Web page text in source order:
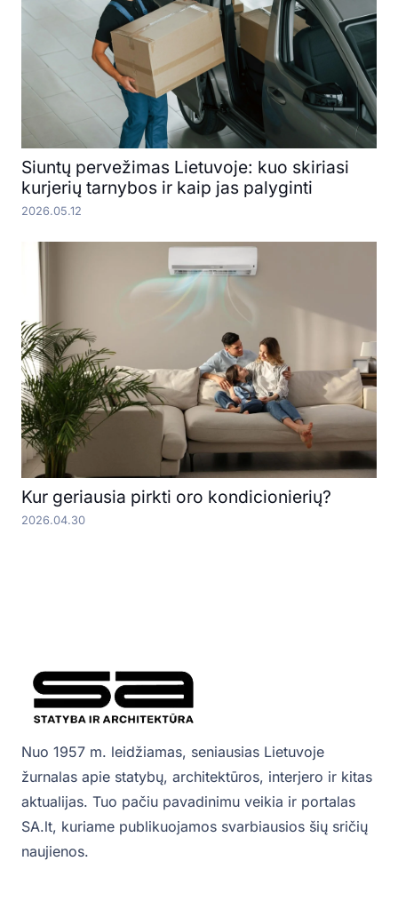
Siuntų pervežimas Lietuvoje: kuo skiriasi
kurjerių tarnybos ir kaip jas palyginti
2026.05.12
Kur geriausia pirkti oro kondicionierių?
2026.04.30
Nuo 1957 m. leidžiamas, seniausias Lietuvoje
žurnalas apie statybų, architektūros, interjero ir kitas
aktualijas. Tuo pačiu pavadinimu veikia ir portalas
SA.lt, kuriame publikuojamos svarbiausios šių sričių
naujienos.